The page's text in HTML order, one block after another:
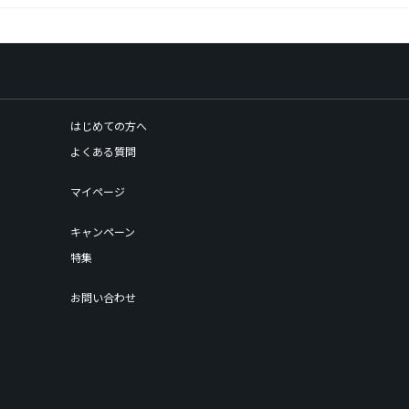
はじめての方へ
よくある質問
マイページ
キャンペーン
特集
お問い合わせ